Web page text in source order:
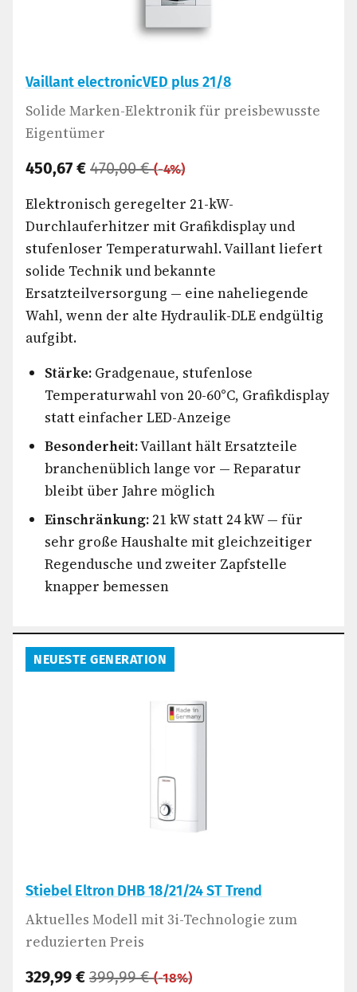
Vaillant electronicVED plus 21/8
Solide Marken-Elektronik für preisbewusste
Eigentümer
450,67 € 470,00 €(-4%)
Elektronisch geregelter 21-kW-
Durchlauferhitzer mit Grafikdisplay und
stufenloser Temperaturwahl. Vaillant liefert
solide Technik und bekannte
Ersatzteilversorgung — eine naheliegende
Wahl, wenn der alte Hydraulik-DLE endgültig
aufgibt.
Stärke: Gradgenaue, stufenlose
Temperaturwahl von 20-60°C, Grafikdisplay
statt einfacher LED-Anzeige
Besonderheit:Vaillant hält Ersatzteile
branchenüblich lange vor — Reparatur
bleibt über Jahre möglich
Einschränkung: 21 kW statt 24 kW — für
sehr große Haushalte mit gleichzeitiger
Regendusche und zweiter Zapfstelle
knapper bemessen
NEUESTE GENERATION
Stiebel Eltron DHB 18/21/24 ST Trend
Aktuelles Modell mit 3i-Technologie zum
reduzierten Preis
329,99 € 399,99 €(-18%)